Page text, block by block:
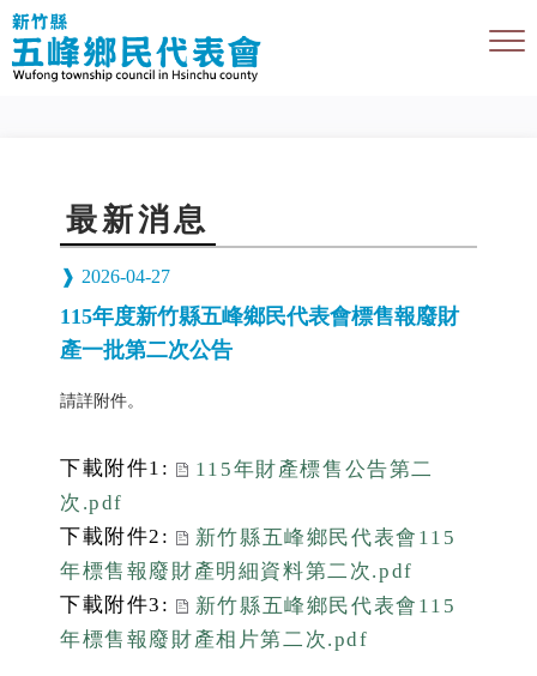
最新消息
2026-04-27
115年度新竹縣五峰鄉民代表會標售報廢財
產一批第二次公告
請詳附件。
下載附件1:
115年財產標售公告第二
次.pdf
下載附件2:
新竹縣五峰鄉民代表會115
年標售報廢財產明細資料第二次.pdf
下載附件3:
新竹縣五峰鄉民代表會115
年標售報廢財產相片第二次.pdf